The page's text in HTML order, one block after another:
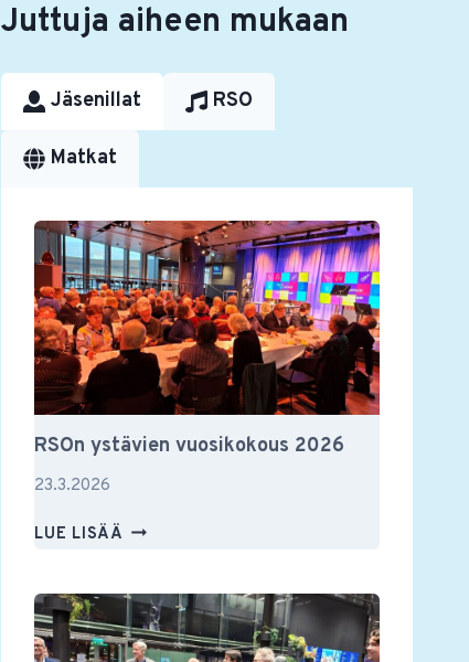
Juttuja aiheen mukaan
Jäsenillat RSO
Matkat
RSOn ystävien vuosikokous 2026
23.3.2026
LUE LISÄÄ RSON
2026